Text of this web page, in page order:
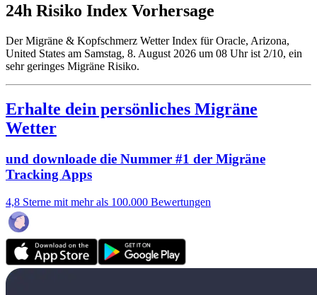
24h Risiko Index Vorhersage
Der Migräne & Kopfschmerz Wetter Index für Oracle, Arizona,
United States am Samstag, 8. August 2026 um 08 Uhr ist 2/10, ein
sehr geringes Migräne Risiko.
Erhalte dein persönliches Migräne
Wetter
und downloade die Nummer #1 der Migräne
Tracking Apps
4,8 Sterne mit mehr als 100.000 Bewertungen